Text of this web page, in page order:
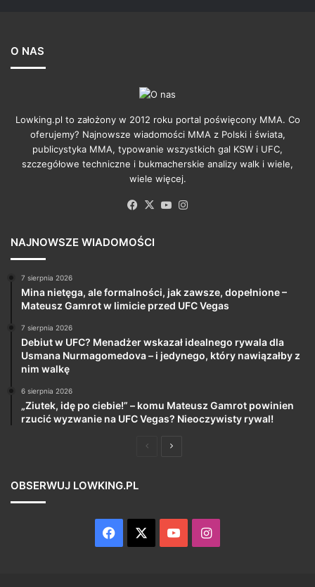
O NAS
Lowking.pl to założony w 2012 roku portal poświęcony MMA. Co
oferujemy? Najnowsze wiadomości MMA z Polski i świata,
publicystyka MMA, typowanie wszystkich gal KSW i UFC,
szczegółowe techniczne i bukmacherskie analizy walk i wiele,
wiele więcej.
Facebook
X YouTube
NAJNOWSZE WIADOMOŚCI
7 sierpnia 2026
Mina nietęga, ale formalności, jak zawsze, dopełnione –
Mateusz Gamrot w limicie przed UFC Vegas
7 sierpnia 2026
Debiut w UFC? Menadżer wskazał idealnego rywala dla
Usmana Nurmagomedova – i jedynego, który nawiązałby z
nim walkę
6 sierpnia 2026
„Ziutek, idę po ciebie!” – komu Mateusz Gamrot powinien
rzucić wyzwanie na UFC Vegas? Nieoczywisty rywal!
PoprzedniaNastępna
OBSERWUJ LOWKING.PL
Facebook YouTubeInstagram